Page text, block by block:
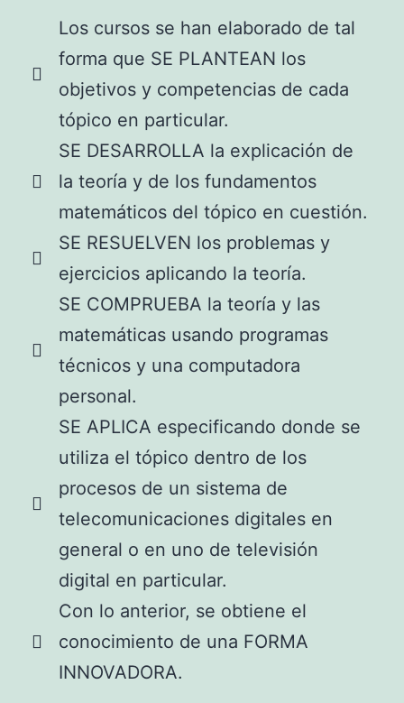
Los cursos se han elaborado de tal
forma que SE PLANTEAN los
objetivos y competencias de cada
tópico en particular.
SE DESARROLLA la explicación de
la teoría y de los fundamentos
matemáticos del tópico en cuestión.
SE RESUELVEN los problemas y
ejercicios aplicando la teoría.
SE COMPRUEBA la teoría y las
matemáticas usando programas
técnicos y una computadora
personal.
SE APLICA especificando donde se
utiliza el tópico dentro de los
procesos de un sistema de
telecomunicaciones digitales en
general o en uno de televisión
digital en particular.
Con lo anterior, se obtiene el
conocimiento de una FORMA
INNOVADORA.